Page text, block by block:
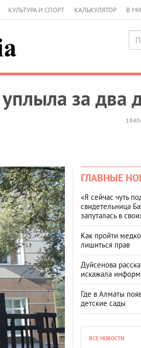
КУЛЬТУРА И СПОРТ КАЛЬКУЛЯТОР В
за два
ГЛАВНЫЕ
«Я сейчас чуть
свидетельница
запуталась в
Как пройти
лишиться прав
Дуйсенова
искажала
Где в Алматы
детские сады
ВСЕ НОВОСТИ